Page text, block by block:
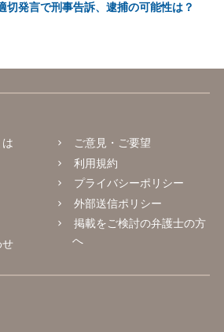
切発言で刑事告訴、逮捕の可能性は？
せ
ご意見・ご要望
利用規約
プライバシーポリシー
外部送信ポリシー
掲載をご検討の弁護士の方
へ